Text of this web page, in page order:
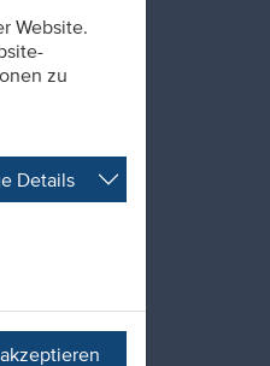
Website.
zu
Details